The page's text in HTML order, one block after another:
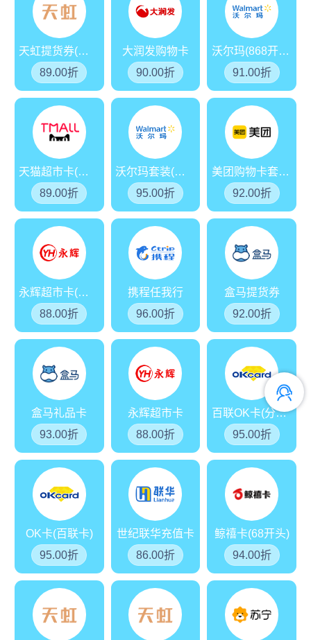
天虹提货券(分期乐)
89.00折
大润发购物卡
90.00折
沃尔玛(868开头)
91.00折
天猫超市卡(享淘卡)
89.00折
沃尔玛套装(分期乐)
95.00折
美团购物卡套装(分期乐)
92.00折
永辉超市卡(分期乐)
88.00折
携程任我行
96.00折
盒马提货券
92.00折
盒马礼品卡
93.00折
永辉超市卡
88.00折
百联OK卡(分期乐)
95.00折
OK卡(百联卡)
95.00折
世纪联华充值卡
86.00折
鲸禧卡(68开头)
94.00折